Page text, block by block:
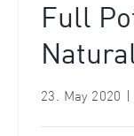
Full
23. May 2020